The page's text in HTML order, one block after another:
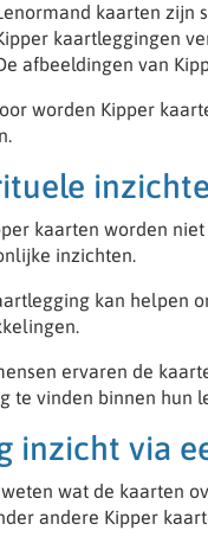
kaarten zijn
kaartleggingen
afbeeldingen van
worden Kipper
kaarten worden
inzichten.
kan helpen
ervaren de
te vinden binnen hun
inzicht via
wat de kaarten
andere Kipper